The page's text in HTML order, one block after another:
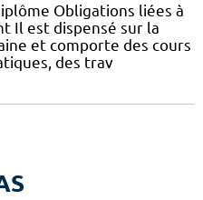
Obligations liées à
Il est dispensé sur la
et comporte des cours
des trav